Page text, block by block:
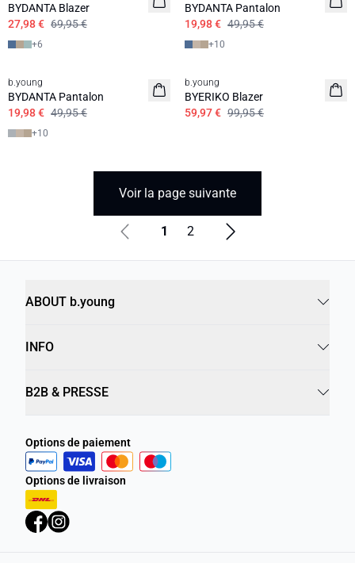
BYDANTA Blazer
27,98 € 69,95 €
+6
BYDANTA Pantalon
19,98 € 49,95 €
+10
b.young
BYDANTA Pantalon
19,98 € 49,95 €
+10
b.young
BYERIKO Blazer
59,97 € 99,95 €
Voir la page suivante
1 2
ABOUT b.young
INFO
B2B & PRESSE
Options de paiement
Options de livraison